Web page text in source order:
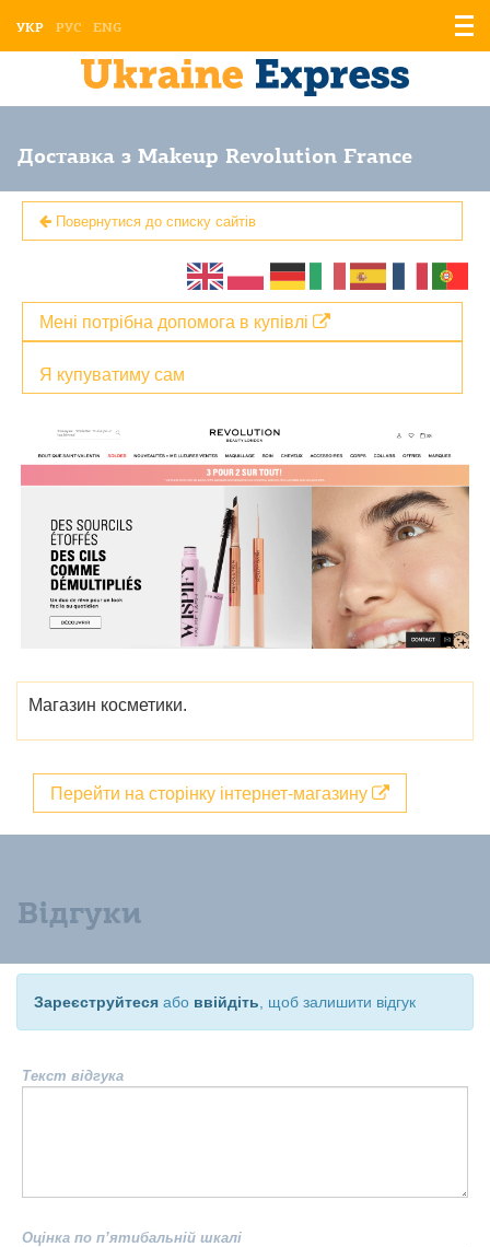
УКР РУС ENG
Доставка з Makeup Revolution France
Повернутися до списку сайтів
Я купуватиму сам
Мені потрібна допомога в купівлі
Магазин косметики.
Перейти на сторінку інтернет-магазину
Відгуки
Зареєструйтеся або ввійдіть , щоб залишити відгук
Текст відгука
Оцінка по п’ятибальній шкалі